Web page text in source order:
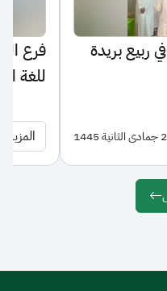
ربيع بريدة
1445
فرع
للغة
المزيد